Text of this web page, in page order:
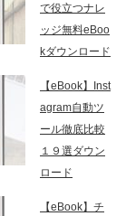
で役立つナレ
ッジ無料eBoo
kダウンロード
【eBook】Inst
agram自動ツ
ール徹底比較
１９選ダウン
ロード
【eBook】チ